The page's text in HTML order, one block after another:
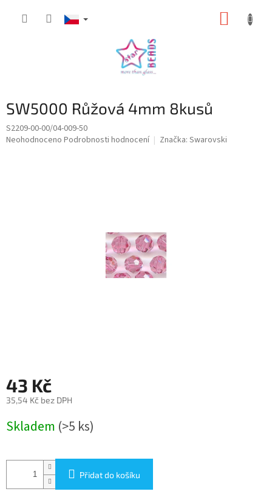
SW5000 Růžová 4mm 8kusů
S2209-00-00/04-009-50
Průměrné
Neohodnoceno Podrobnosti hodnocení Značka: Swarovski
43 Kč
35,54 Kč bez DPH
cena:
Skladem (>5 ks)
Přidat do košíku